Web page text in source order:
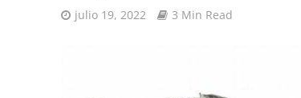
julio 19, 2022 3 Min Read